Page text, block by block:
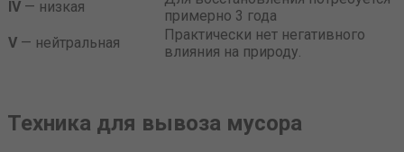
IV — низкая
примерно 3 года
V — нейтральная
Практически нет негативного
влияния на природу.
Техника для вывоза мусора